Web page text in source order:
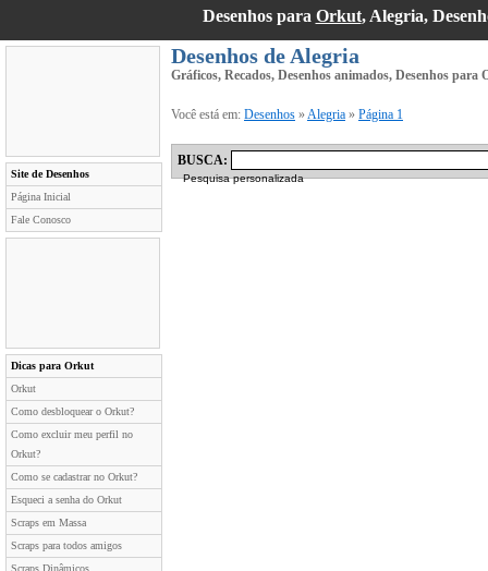
Desenhos para Orkut, Alegria,
Site de Desenhos
Página Inicial
Fale Conosco
Dicas para Orkut
Orkut
Como desbloquear o Orkut?
Como excluir meu perfil no
Orkut?
Como se cadastrar no Orkut?
Esqueci a senha do Orkut
Scraps em Massa
Scraps para todos amigos
Scraps Dinâmicos
Desenhos de Alegria
Gráficos, Recados, Desenhos animados, Desenhos
Você está em: Desenhos »Alegria » Página 1
BUSCA:
Pesquisa personalizada